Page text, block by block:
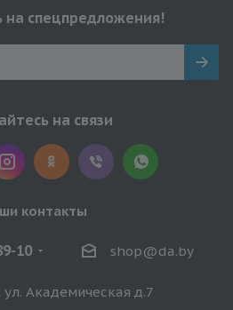
спецпредложения!
на связи
контакты
10 shop@da.by
ул. Академическая д.7